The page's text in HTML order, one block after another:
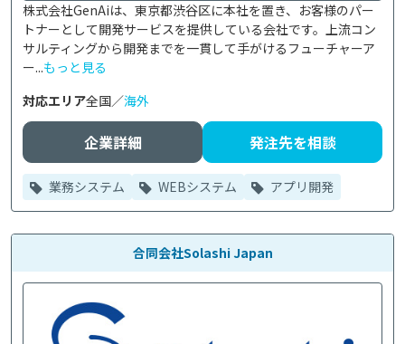
株式会社GenAiは、東京都渋谷区に本社を置き、お客様のパー
トナーとして開発サービスを提供している会社です。上流コン
サルティングから開発までを一貫して手がけるフューチャーア
ー...もっと見る
対応エリア全国／海外
企業詳細 発注先を相談
業務システム WEBシステム アプリ開発
合同会社Solashi Japan